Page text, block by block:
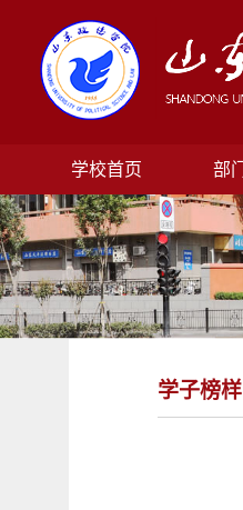
学校首页 部
学子榜